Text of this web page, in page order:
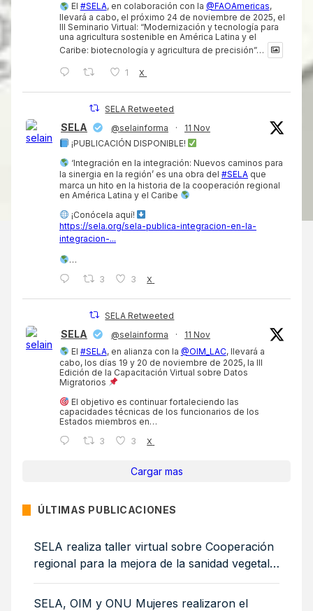
El #SELA, en colaboración con la @FAOAmericas,
llevará a cabo, el próximo 24 de noviembre de 2025, el
III Seminario Virtual: “Modernización y tecnología para
una agricultura sostenible en América Latina y el
Caribe: biotecnología y agricultura de precisión”…
1 X
SELA Retweeted
SELA @selainforma ·
11 Nov
¡PUBLICACIÓN DISPONIBLE!
‘Integración en la integración: Nuevos caminos para
la sinergia en la región’ es una obra del #SELA que
marca un hito en la historia de la cooperación regional
en América Latina y el Caribe
¡Conócela aquí!
https://sela.org/sela-publica-integracion-en-la-
integracion-...
…
3
3 X
SELA Retweeted
SELA @selainforma ·
11 Nov
El #SELA, en alianza con la @OIM_LAC, llevará a
cabo, los días 19 y 20 de noviembre de 2025, la III
Edición de la Capacitación Virtual sobre Datos
Migratorios
El objetivo es continuar fortaleciendo las
capacidades técnicas de los funcionarios de los
Estados miembros en…
3
3 X
Cargar mas
ÚLTIMAS PUBLICACIONES
SELA realiza taller virtual sobre Cooperación
regional para la mejora de la sanidad vegetal:
medidas sanitarias y fitosanitarias para la
sostenibilidad ambiental
SELA, OIM y ONU Mujeres realizaron el